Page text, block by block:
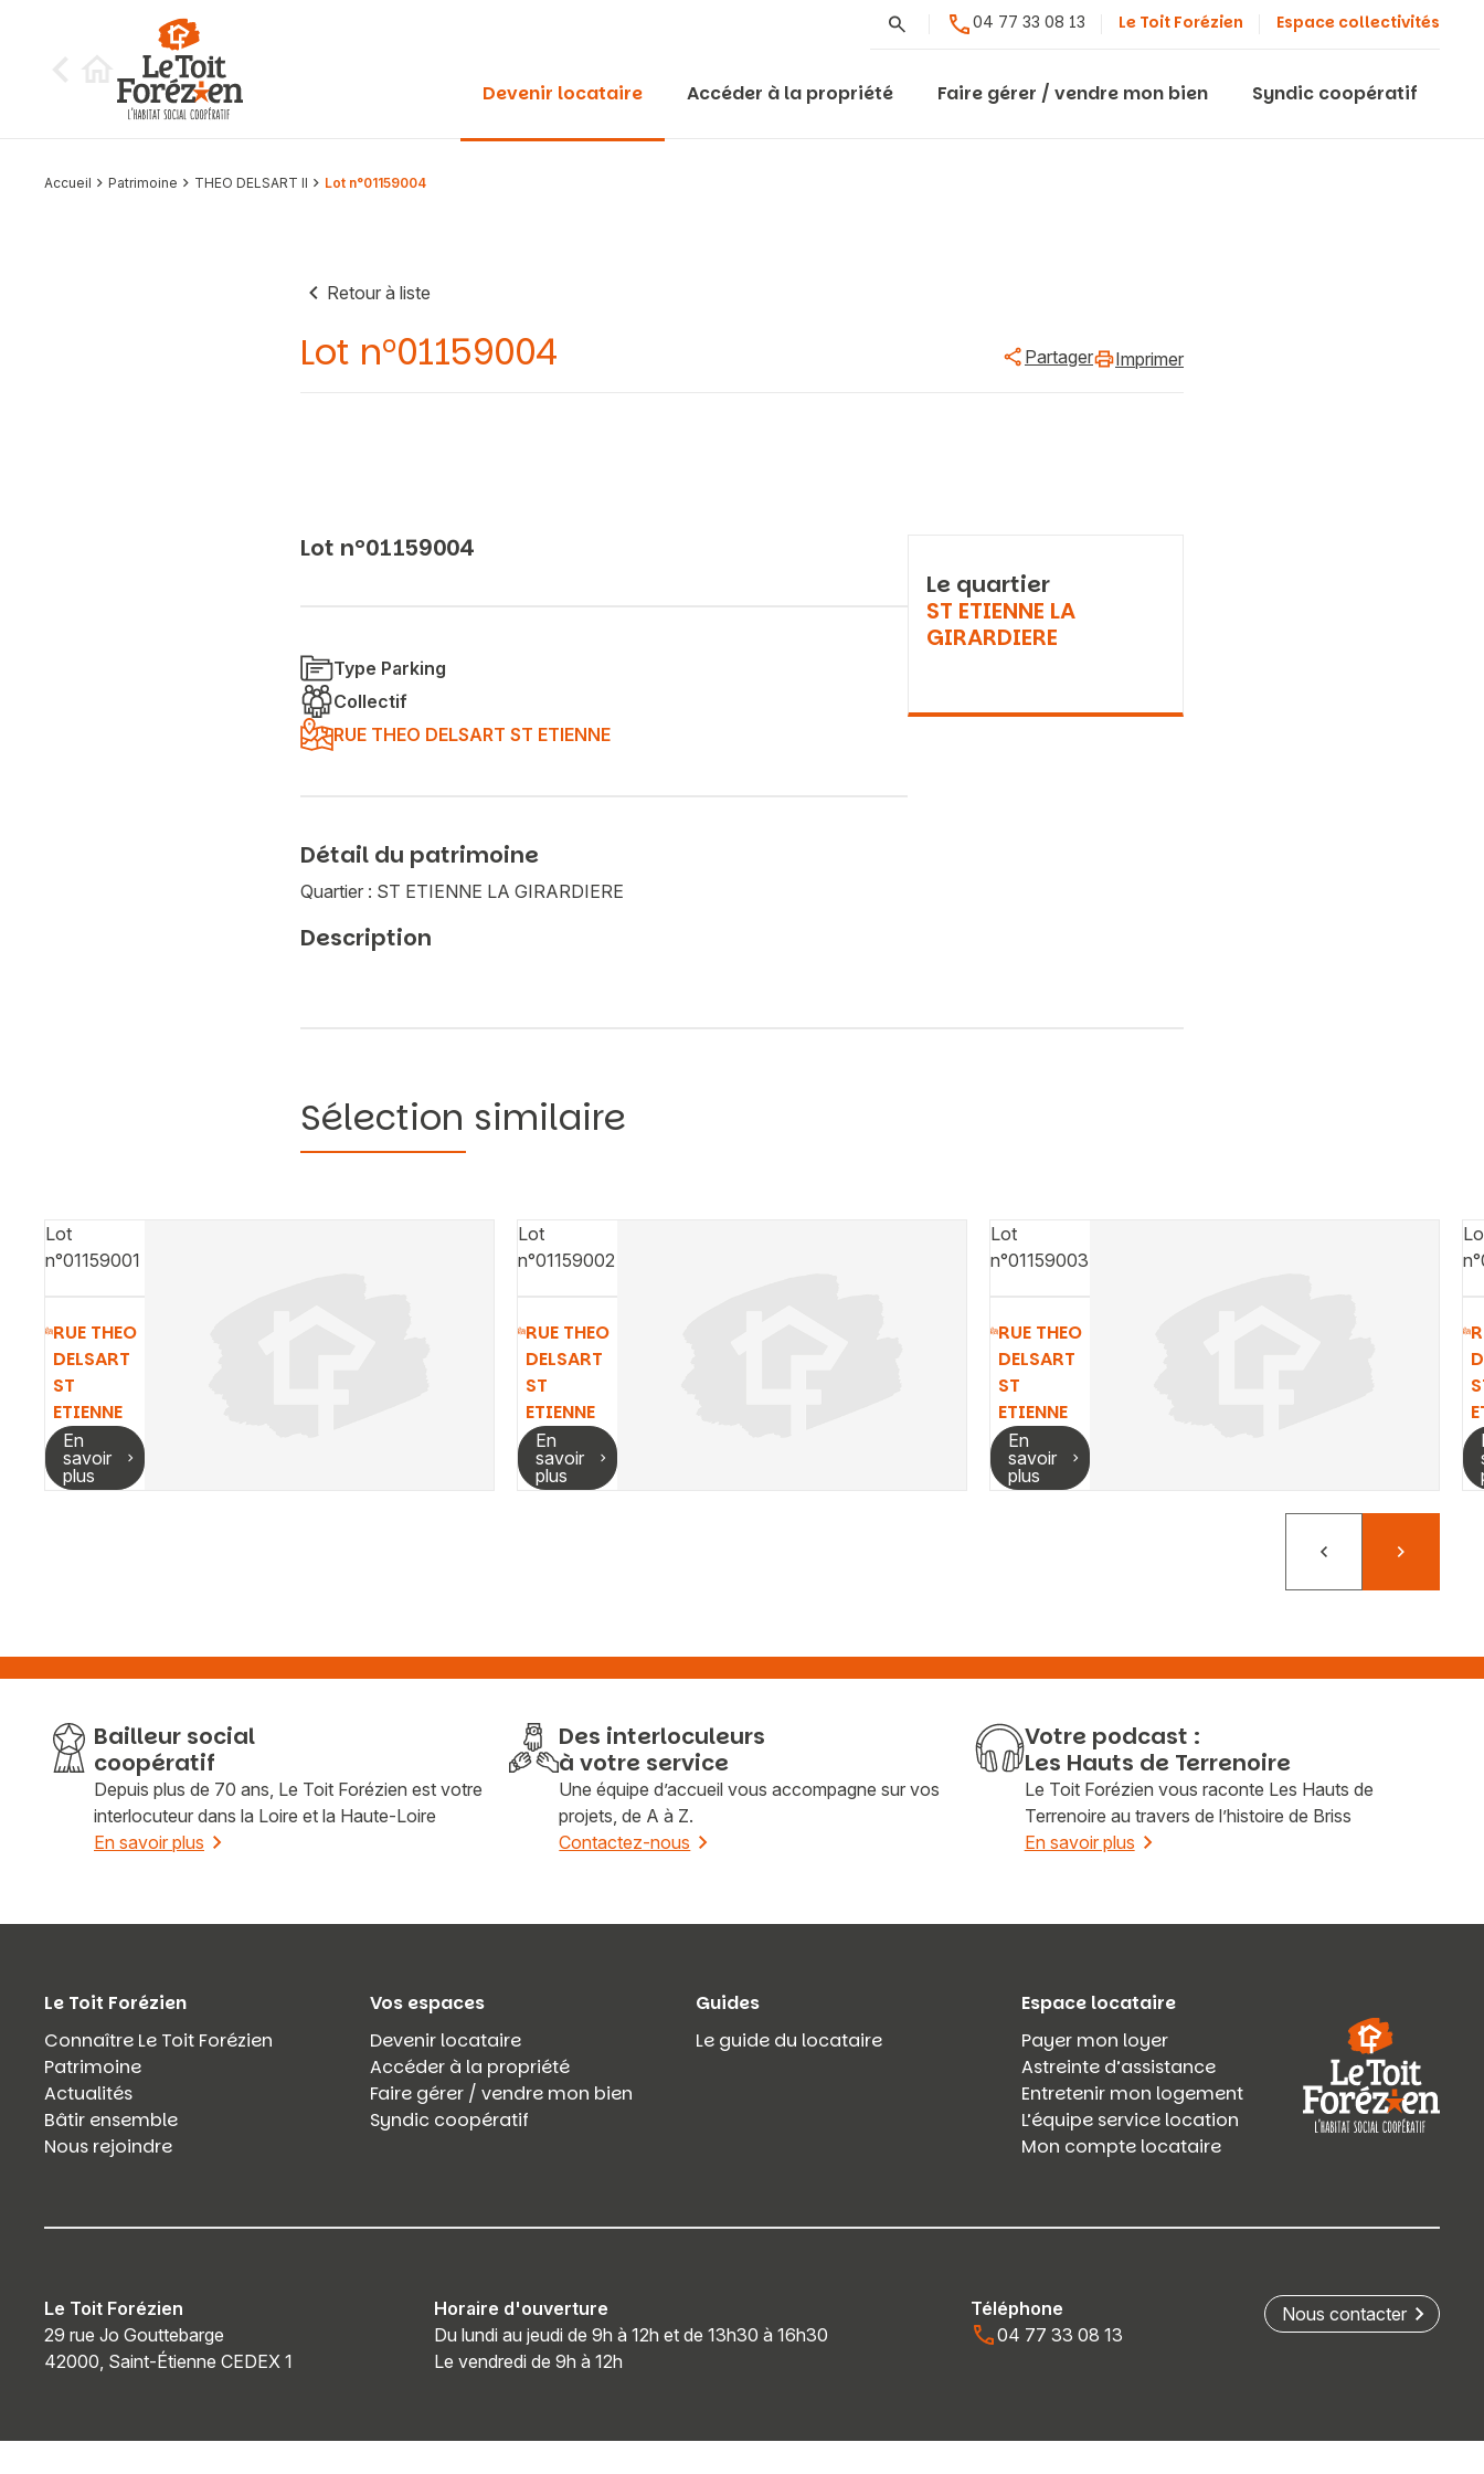
Rechercher04 77 33 08 13 Le Toit Forézien Espace collectivités
Devenir locataire Accéder à la propriété Faire gérer / vendre mon bien Syndic coopératif
Vous recherchez&nbsp;:
Accueil Patrimoine THEO DELSART II Lot n°01159004
Retour à liste
Lot n°01159004 Partager Imprimer
Lot n°01159004
Type Parking
Collectif
RUE THEO DELSART ST ETIENNE
Détail du patrimoine
Quartier : ST ETIENNE LA GIRARDIERE
Description
Le quartier
ST ETIENNE LA
GIRARDIERE
Sélection similaire
Lot
n°01159001
RUE THEO
DELSART
ST
ETIENNE
En
savoir
plus
Lot
n°01159002
RUE THEO
DELSART
ST
ETIENNE
En
savoir
plus
Lot
n°01159003
RUE THEO
DELSART
ST
ETIENNE
En
savoir
plus
PrécédentSuivant
Bailleur social
coopératif
Depuis plus de 70 ans, Le Toit Forézien est votre
interlocuteur dans la Loire et la Haute-Loire
En savoir plus
Des interloculeurs
à votre service
Une équipe d’accueil vous accompagne sur vos
projets, de A à Z.
Contactez-nous
Votre podcast :
Les Hauts de Terrenoire
Le Toit Forézien vous raconte Les Hauts de
Terrenoire au travers de l’histoire de Briss
En savoir plus
Le Toit Forézien
Connaître Le Toit Forézien
Patrimoine
Actualités
Bâtir ensemble
Nous rejoindre
Vos espaces
Devenir locataire
Accéder à la propriété
Faire gérer / vendre mon bien
Syndic coopératif
Guides
Le guide du locataire
Espace locataire
Payer mon loyer
Astreinte d’assistance
Entretenir mon logement
L’équipe service location
Mon compte locataire
Le Toit Forézien
29 rue Jo Gouttebarge
42000, Saint-Étienne CEDEX 1
Horaire d'ouverture
Du lundi au jeudi de 9h à 12h et de 13h30 à 16h30
Le vendredi de 9h à 12h
Téléphone
04 77 33 08 13
Nous contacter